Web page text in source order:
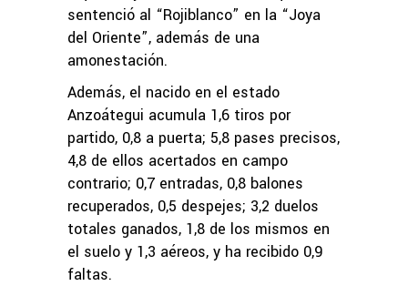
sentenció al “Rojiblanco” en la “Joya
del Oriente”, además de una
amonestación.
Además, el nacido en el estado
Anzoátegui acumula 1,6 tiros por
partido, 0,8 a puerta; 5,8 pases precisos,
4,8 de ellos acertados en campo
contrario; 0,7 entradas, 0,8 balones
recuperados, 0,5 despejes; 3,2 duelos
totales ganados, 1,8 de los mismos en
el suelo y 1,3 aéreos, y ha recibido 0,9
faltas.